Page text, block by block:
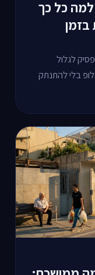
כל כך
לגלול
בלי להתנתק